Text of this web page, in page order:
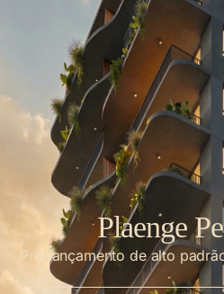
Plaenge
Pré-lançamento de alto